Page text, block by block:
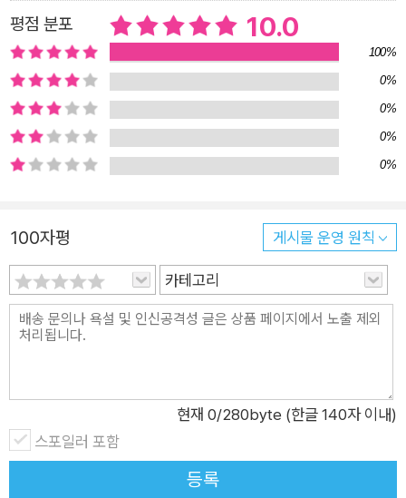
로 출현하며 때로는 두려움의 대상으로, 때로는 수호의 상징으로
사람들 곁을 지켜왔다. 이 책은 각 존재들의 기원과 변천사를 다
루고 특히 한국에서는 어떤 식으로 재구성되고 형상화되었는지
를 입체적으로 조명한다. 특히 인도 토속신에서 석탑 기단부의 수
호신이 된 야차나 남극성의 신화에서 유래해 장수를 상징하게 된
수성노인처럼 문화 간 전이와 의미의 확장을 보여주는 존재들을
통해 저자는 신화가 단순히 과거의 환상이 아니라 시대의 정서와
에서 전통미술 속 도상 하나하나가 지닌 상징과 맥락이 생생하게
살아나며 예술과 신화, 종교와 상상이 어떻게 서로를 비추며 발전
해왔는지를 보여준다. 이 책을 통해 독자들은 낯설고도 기묘했던
전통 속 존재들이 어떻게 사람들의 믿음과 상상력 속에서 받아들
여지고 재해석되었는지를 새롭게 바라볼 수 있다. 신화는 단지 오
독서의 즐거움을 경험하게 될 것이다. 문화재와 신화를 잇는 미술
사학자의 감각적인 시선 과거의 형상을 오늘의 언어로 번역하다
문화재학과에서 한국미술사를 전공한 저자 김용덕은 국립경주박
물관, 통도사성보박물관, 소전미술관 등 국내 주요 박물관과 미술
평점 분포 10.0
100%
0%
0%
0%
0%
100자평 게시물 운영 원칙
카테고리
현재 0/280byte (한글 140자 이내)
스포일러 포함
등록